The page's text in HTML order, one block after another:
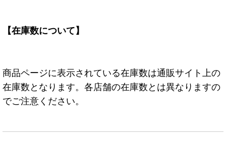
【在庫数について】
商品ページに表示されている在庫数は通販サイト上の
在庫数となります。各店舗の在庫数とは異なりますの
でご注意ください。